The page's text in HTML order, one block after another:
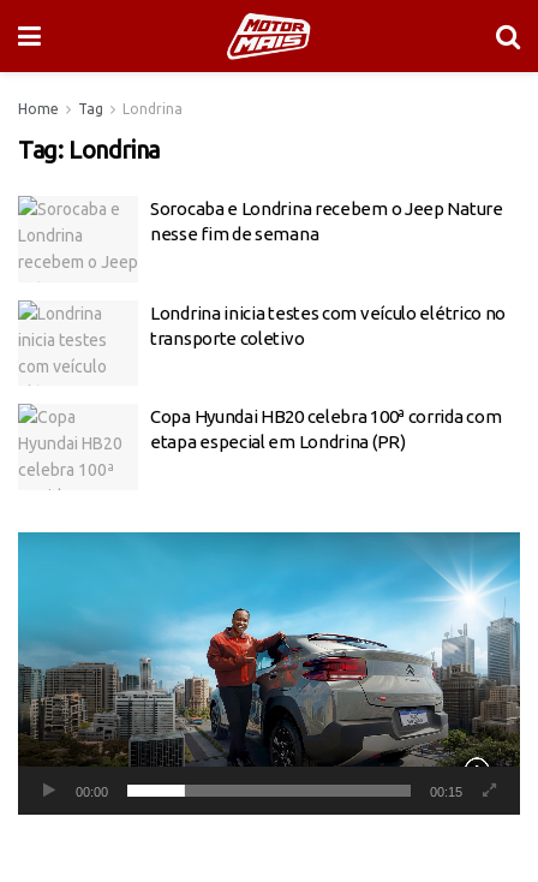
Home Tag Londrina
Tag: Londrina
Sorocaba e Londrina recebem o Jeep Nature
nesse fim de semana
Londrina inicia testes com veículo elétrico no
transporte coletivo
Copa Hyundai HB20 celebra 100ª corrida com
etapa especial em Londrina (PR)
00:00 00:15